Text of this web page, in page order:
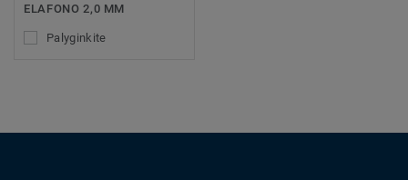
ELAFONO 2,0 MM
Palyginkite